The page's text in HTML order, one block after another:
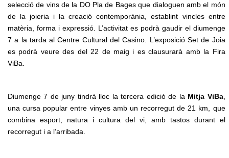
selecció de vins de la DO Pla de Bages que dialoguen amb el món
de la joieria i la creació contemporània, establint vincles entre
matèria, forma i expressió. L’activitat es podrà gaudir el diumenge
7 a la tarda al Centre Cultural del Casino. L’exposició Set de Joia
es podrà veure des del 22 de maig i es clausurarà amb la Fira
ViBa.
Diumenge 7 de juny tindrà lloc la tercera edició de la Mitja ViBa,
una cursa popular entre vinyes amb un recorregut de 21 km, que
combina esport, natura i cultura del vi, amb tastos durant el
recorregut i a l’arribada.